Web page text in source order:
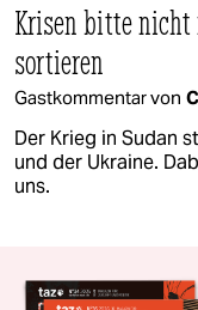
Krisen bitte
sortieren
Gastkommentar von
Der Krieg in Sudan
und der Ukraine.
uns.